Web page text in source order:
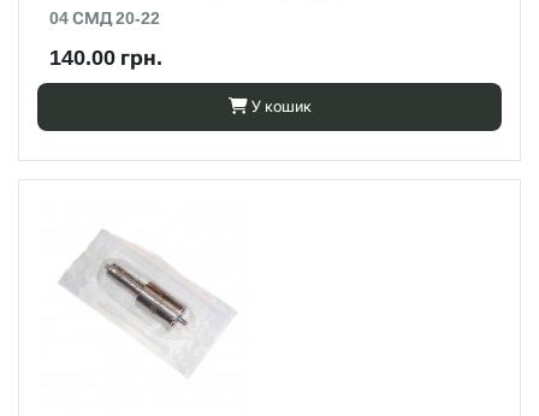
04 СМД 20-22
140.00 грн.
У кошик